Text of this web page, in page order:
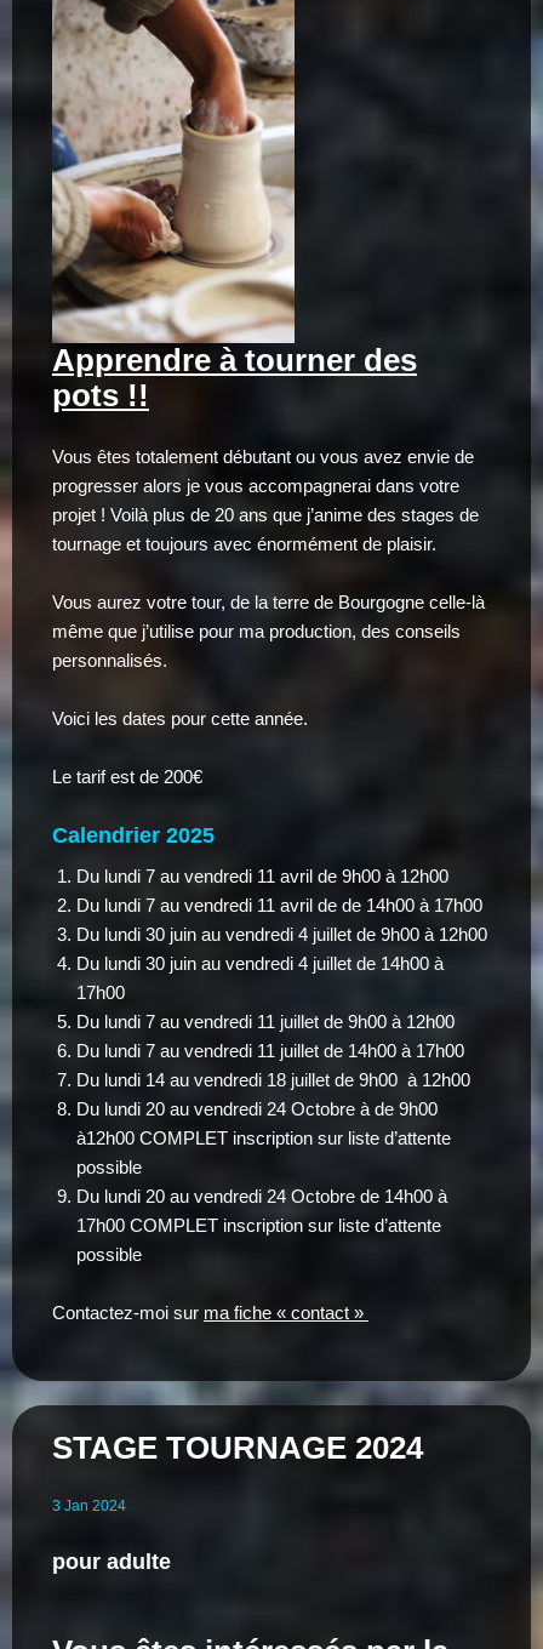
Apprendre à tourner des
pots !!
Vous êtes totalement débutant ou vous avez envie de
progresser alors je vous accompagnerai dans votre
projet ! Voilà plus de 20 ans que j’anime des stages de
tournage et toujours avec énormément de plaisir.
Vous aurez votre tour, de la terre de Bourgogne celle-là
même que j’utilise pour ma production, des conseils
personnalisés.
Voici les dates pour cette année.
Le tarif est de 200€
Calendrier 2025
Du lundi 7 au vendredi 11 avril de 9h00 à 12h00
Du lundi 7 au vendredi 11 avril de de 14h00 à 17h00
Du lundi 30 juin au vendredi 4 juillet de 9h00 à 12h00
Du lundi 30 juin au vendredi 4 juillet de 14h00 à
17h00
Du lundi 7 au vendredi 11 juillet de 9h00 à 12h00
Du lundi 7 au vendredi 11 juillet de 14h00 à 17h00
Du lundi 14 au vendredi 18 juillet de 9h00 à 12h00
Du lundi 20 au vendredi 24 Octobre à de 9h00
à12h00 COMPLET inscription sur liste d’attente
possible
Du lundi 20 au vendredi 24 Octobre de 14h00 à
17h00 COMPLET inscription sur liste d’attente
possible
Contactez-moi sur ma fiche « contact »
STAGE TOURNAGE 2024
3 Jan 2024
pour adulte